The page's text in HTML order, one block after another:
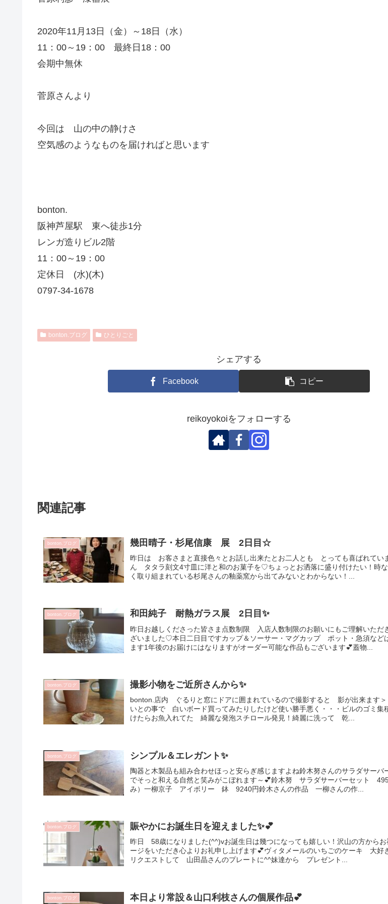
2020年11月13日（金）～18日（水）
11：00～19：00 最終日18：00
会期中無休
菅原さんより
今回は 山の中の静けさ
空気感のようなものを届ければと思います
bonton.
阪神芦屋駅 東へ徒歩1分
レンガ造りビル2階
11：00～19：00
定休日 (水)(木)
0797-34-1678
bonton.ブログ ひとりごと
シェアする
Facebook コピー
reikoyokoiをフォローする
関連記事
bonton.ブログ 幾田晴子・杉尾信康 展 2日目☆
昨日は お客さまと直接色々とお話し出来たとお二人とも とっても喜ばれてい
ん タタラ刻文4寸皿に洋と和のお菓子を♡ちょっとお洒落に盛り付けたい！時
く取り組まれている杉尾さんの釉薬窯から出てみないとわからない！...
bonton.ブログ 和田純子 耐熱ガラス展 2日目✨
昨日お越しくださった皆さま点数制限 入店人数制限のお願いにもご理解いただ
ざいました♡本日二日目ですカップ＆ソーサー・マグカップ ポット・急須など
ます1年後のお届けにはなりますがオーダー可能な作品もございます💕蓋物...
bonton.ブログ 撮影小物をご近所さんから✨
bonton.店内 ぐるりと窓にドアに囲まれているので撮影すると 影が出来ます＞
いとの事で 白いボード買ってみたりしたけど使い勝手悪く・・・ビルのゴミ集
けたらお魚入れてた 綺麗な発泡スチロール発見！綺麗に洗って 乾...
bonton.ブログ シンプル＆エレガント✨
陶器と木製品も組み合わせほっと安らぎ感じますよね鈴木努さんのサラダサーバ
でそっと和える自然と笑みがこぼれます～💕鈴木努 サラダサーバーセット
み）一柳京子 アイボリー 鉢 9240円鈴木さんの作品 一柳さんの作...
bonton.ブログ 賑やかにお誕生日を迎えました✨💕
昨日 58歳になりました(^^)vお誕生日は幾つになっても嬉しい！沢山の方からお
ージをいただき心よりお礼申し上げます💕ヴィタメールのいちごのケーキ 大好
リクエストして 山田晶さんのプレートに^^妹達から プレゼント...
bonton.ブログ 本日より常設＆山口利枝さんの個展作品💕